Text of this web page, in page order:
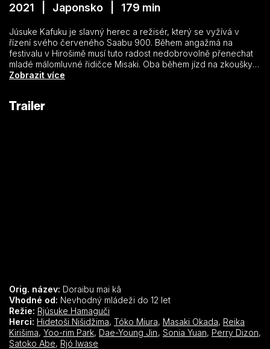
2021 | Japonsko | 179 min
Júsuke Kafuku je slavný herec a režisér, který se vyžívá v
řízení svého červeného Saabu 900. Během angažmá na
festivalu v Hirošimě musí tuto radost nedobrovolně přenechat
mladé málomluvné řidičce Misaki. Oba během jízd na zkoušky
nečekaně zjistí, že je spojuje nejen záliba v řízení. Společně
atmosférický snímek plný tajemství, hledání lidského
Zobrazit více
Trailer
Orig. název: Doraibu mai kâ
Vhodné od: Nevhodný mládeži do 12 let
Režie: Rjúsuke Hamaguči
Herci: Hidetoši Nišidžima, Tóko Miura, Masaki Okada, Reika
Kirišima, Yoo-rim Park, Dae-Young Jin, Sonia Yuan, Perry Dizon,
Satoko Abe, Rjó Iwase